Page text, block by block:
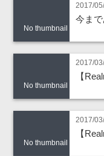
No thumbnail
2017/
今ま
No thumbnail
2017/
【
No thumbnail
2017/
【